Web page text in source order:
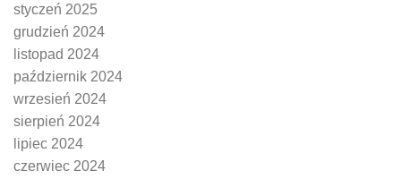
styczeń 2025
grudzień 2024
listopad 2024
październik 2024
wrzesień 2024
sierpień 2024
lipiec 2024
czerwiec 2024